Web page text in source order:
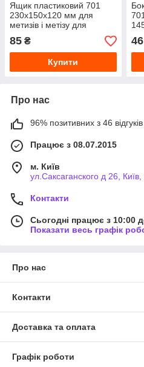
Ящик пластиковий 701
230х150х120 мм для
метизів і метізу для
інструменту викруток
болтів гайок
85 ₴
Купити
46
Про нас
96% позитивних з 46 відгуків
Працює з 08.07.2015
м. Київ
ул.Саксаганского д 26, Київ,
Контакти
Сьогодні працює з 10:00
Показати весь графік
Про нас
Контакти
Доставка та оплата
Графік роботи